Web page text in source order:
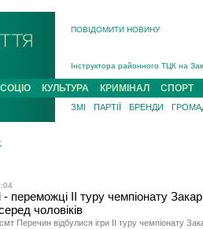
ПОВІДОМИТИ НОВИНУ
Інструктора районного ТЦК на
В Ужгороді попрощаються із
В Ужгороді 5 серпня
Підтвердили загибель
СОЦІО КУЛЬТУРА КРИМІНАЛ СПОРТ
ЗМІ ПАРТІЇ БРЕНДИ
переможці ІІ туру чемпіонату
чоловіків
Перечин відбулися ігри ІІ туру чемпіонату